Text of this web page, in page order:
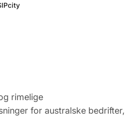
rimelige
for australske bedrifter,